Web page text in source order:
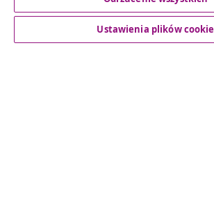
Obsługa Klienta
Ustawienia plików cookie